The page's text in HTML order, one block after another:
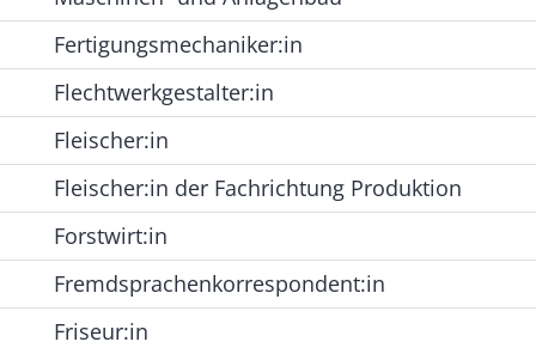
Fertigungsmechaniker:in
Flechtwerkgestalter:in
Fleischer:in
Fleischer:in der Fachrichtung Produktion
Forstwirt:in
Fremdsprachenkorrespondent:in
Friseur:in